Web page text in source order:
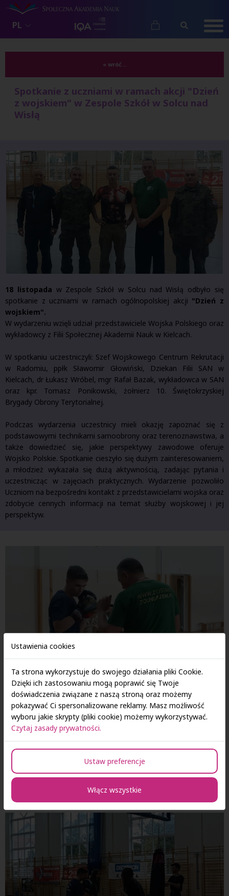
PL
« wróć...
Spotkanie z uczniami w ramach akcji "Dzień
z wojskiem" w Zespole Szkół w Solcu nad
Wisłą
18 listopada w Zespole Szkół w Solcu nad Wisłą odbyło się
spotkanie z uczniami w ramach ogólnopolskiej akcji "Dzień z
wojskiem".
W wydarzeniu wzięli udział przedstawiciele Wojska Polskiego oraz
wykładowcy z Filii Społecznej Akademii Nauk w Kielcach.
W spotkaniu uczestniczyli: Szef Wojskowego Centrum Rekrutacji
w Radomiu, ppłk Sławomir Głowiński, Dziekan Filii SAN w
Kielcach, dr Łukasz Wróbel, mgr Rafał Bazak, wykładowca w SAN
oraz kpr. Tomasz Ponikowski, żołnierz 10. Świętokrzyskiej
Brygady Obrony Terytorialnej.
Podczas wydarzenia uczestnicy mieli okazję zapoznać się z
podstawowymi technikami samoobrony oraz terenoznawstwa, a
także dowiedzieć się, jakie perspektywy zawodowe oferuje
Wojsko Polskie. Spotkanie cieszyło się dużym zainteresowaniem,
a młodzież wykazała się dużą aktywnością, zadając pytania i
uczestnicząc w zajęciach praktycznych. Wydarzenie pozwoliło
Uczniom na bezpośredni kontakt z przedstawicielami wojska oraz
zdobycie cennych informacji na temat służby wojskowej i jej
perspektyw.
Ustawienia cookies
Ta strona wykorzystuje do swojego działania pliki Cookie.
Dzięki ich zastosowaniu mogą poprawić się Twoje
doświadczenia związane z naszą stroną oraz możemy
pokazywać Ci spersonalizowane reklamy. Masz możliwość
wyboru jakie skrypty (pliki cookie) możemy wykorzystywać.
Czytaj zasady prywatności.
Ustaw preferencje
Włącz wszystkie